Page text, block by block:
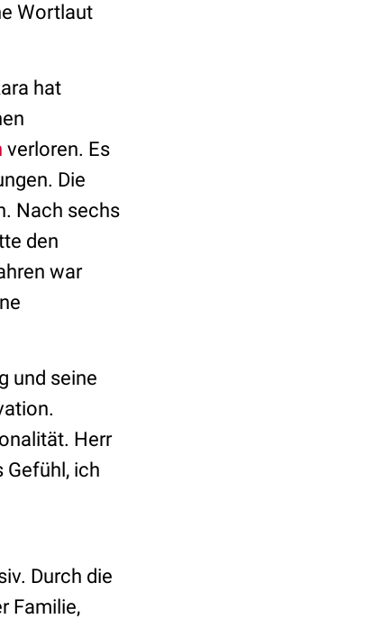
Wortlaut
hat
verloren. Es
Die
Nach sechs
den
war
und seine
Herr
Gefühl, ich
Durch die
Familie,